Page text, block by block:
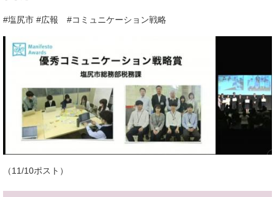
#塩尻市 #広報 #コミュニケーション戦略
（11/10ポスト）